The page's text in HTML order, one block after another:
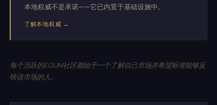
本地权威不是承诺——它已内置于基础设施中。
了解本地权威 →
每个活跃的EGUM社区都始于一个了解自己市场并希望标准能够反
映该市场的人。